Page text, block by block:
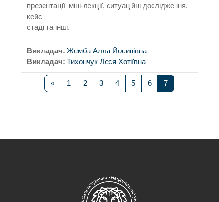
презентації, міні-лекції, ситуаційні дослідження,
кейс
стаді та інші.
Викладач:Жемба Алла Йосипівна
Викладач:Тихончук Леся Хотіївна
«Попередня сторінка
1 Сторінка 1
2Сторінка 2
3Сторінка 3
4Сторінка 4
5Сторінка 5
6Сторінка 6
7Сторінка 7